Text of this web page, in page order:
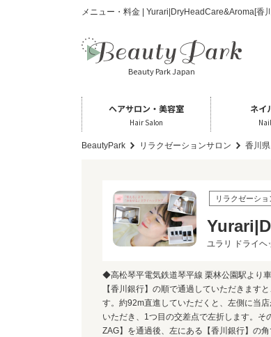
メニュー・料金 | Yurari|DryHeadCare&Aroma[香
Beauty Park Japan
ヘアサロン・美容室
Hair Salon
ネイ
BeautyPark リラクゼーションサロン 香川
リラクゼーショ
ユラリ ドライヘ
◆高松琴平電気鉄道琴平線 栗林公園駅より
【香川銀行】の順で通過していただきます
す。約92m直進していただくと、左側に当
いただき、1つ目の交差点で左折します。
ZAG】を通過後、左にある【香川銀行】の